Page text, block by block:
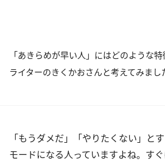
「あきらめが早い人」にはどのような
ライターのきくかおさんと考えてみまし
「もうダメだ」「やりたくない」と
モードになる人っていますよね。す